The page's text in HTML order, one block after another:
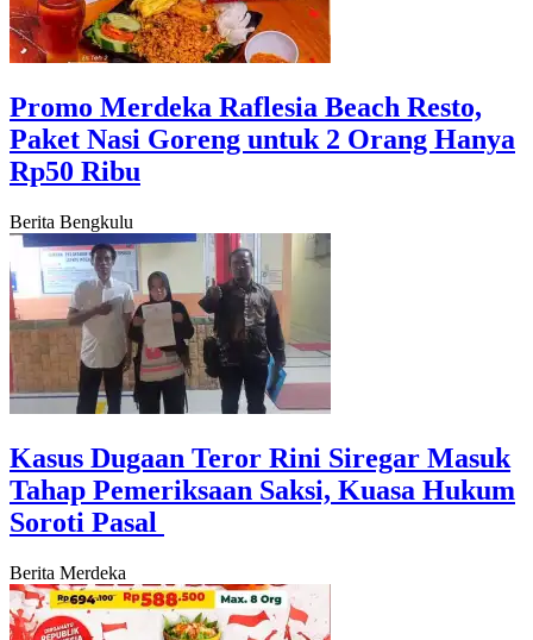
‎Promo Merdeka Raflesia Beach Resto,
Paket Nasi Goreng untuk 2 Orang Hanya
Rp50 Ribu
Berita Bengkulu
Kasus Dugaan Teror Rini Siregar Masuk
Tahap Pemeriksaan Saksi, Kuasa Hukum
Soroti Pasal
Berita Merdeka